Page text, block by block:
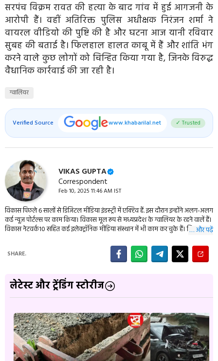
सरपंच विक्रम रावत की हत्या के बाद गांव में हुई आगजनी के
आरोपी हैं। वहीं अतिरिक्त पुलिस अधीक्षक निरंजन शर्मा ने
वायरल वीडियो की पुष्टि की है और घटना आज यानी रविवार
सुबह की बताई है। फिलहाल हालत काबू में हैं और शांति भंग
करने वाले कुछ लोगों को चिन्हित किया गया है, जिनके विरुद्ध
वैधानिक कार्रवाई की जा रही है।
ग्वालियर
Verified Source www.khabarilal.net ✓ Trusted
VIKAS GUPTA
Correspondent
Feb 10, 2025 11:46 AM IST
विकास पिछले 6 सालों से डिजिटल मीडिया इंडस्ट्री में एक्टिव हैं. इस दौरान इन्होंने अलग-अलग
कई न्यूज़ पोर्टल्स पर काम किया। विकास मूल रूप से मध्यप्रदेश के ग्वालियर के रहने वालें हैं।
विकास नेटवर्क10 सहित कई इलेक्ट्रॉनिक मीडिया संस्थान में भी काम कर चुके हैं। विकास की
इन्हें किताबें पढ़ने और यात्रा करना काफी पसंद हैं।
… और पढ़ें
SHARE.
लेटेस्ट और ट्रेंडिंग स्टोरीज